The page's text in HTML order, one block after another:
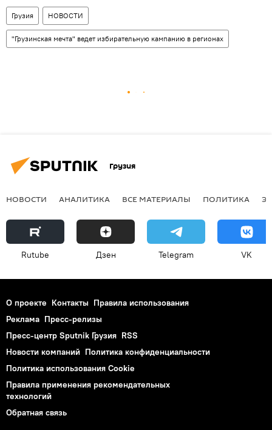
Грузия НОВОСТИ
"Грузинская мечта" ведет избирательную кампанию в регионах
Грузия
НОВОСТИ АНАЛИТИКА ВСЕ МАТЕРИАЛЫ ПОЛИТИКА
Rutube Дзен Telegram VK
О проекте Контакты Правила использования
Реклама Пресс-релизы
Пресс-центр Sputnik Грузия RSS
Новости компаний Политика конфиденциальности
Политика использования Cookie
Правила применения рекомендательных
технологий
Обратная связь